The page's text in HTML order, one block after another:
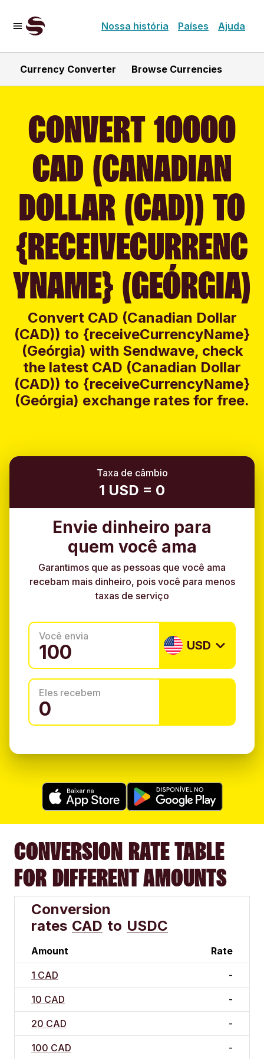
Nossa história Países Ajuda
Currency Converter Browse Currencies
CONVERT 10000
CAD (CANADIAN
DOLLAR (CAD)) TO
{RECEIVECURRENC
YNAME} (GEÓRGIA)
Convert CAD (Canadian Dollar
(CAD)) to {receiveCurrencyName}
(Geórgia) with Sendwave, check
the latest CAD (Canadian Dollar
(CAD)) to {receiveCurrencyName}
(Geórgia) exchange rates for free.
Taxa de câmbio
1 USD = 0
Envie dinheiro para
quem você ama
Garantimos que as pessoas que você ama
recebam mais dinheiro, pois você para menos
taxas de serviço
Você envia
USD
Eles recebem
CONVERSION RATE TABLE
FOR DIFFERENT AMOUNTS
Conversion
rates CAD to USDC
Amount Rate
1 CAD -
10 CAD -
20 CAD -
100 CAD -